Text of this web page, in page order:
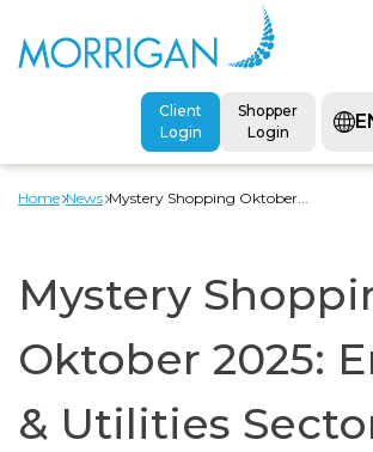
Client
Login
Shopper
Login
Home News Mystery Shopping Oktober...
Mystery
Oktober 2025:
& Utilities